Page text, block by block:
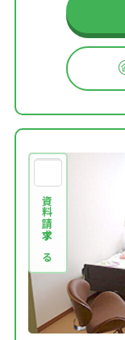
資料請求する